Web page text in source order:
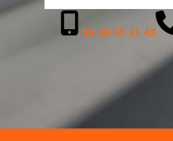
03 20 55 31 43